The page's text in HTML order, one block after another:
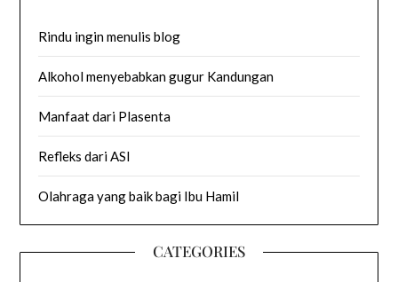
Rindu ingin menulis blog
Alkohol menyebabkan gugur Kandungan
Manfaat dari Plasenta
Refleks dari ASI
Olahraga yang baik bagi Ibu Hamil
CATEGORIES